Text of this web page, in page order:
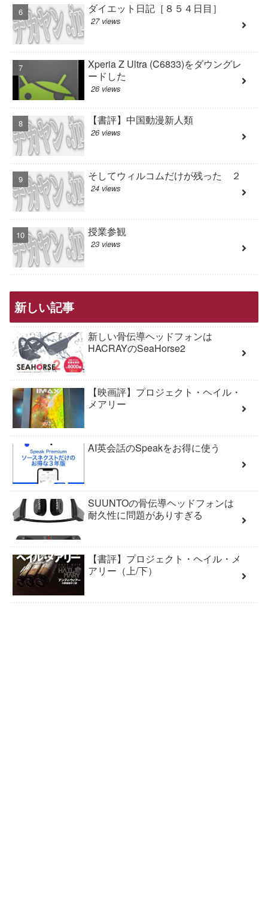
ダイエット日記［８５４日目］
27 views
Xperia Z Ultra (C6833)をダウングレ
ードした
26 views
【書評】中国動漫新人類
26 views
そしてウィルコムだけが残った ２
24 views
授業参観
23 views
新しい記事
新しい骨伝導ヘッドフォンは
HACRAYのSeaHorse2
【映画評】プロジェクト・ヘイル・
メアリー
AI英会話のSpeakをお得に使う
SUUNTOの骨伝導ヘッドフォンは
耐久性に問題がありすぎる
【書評】プロジェクト・ヘイル・メ
アリー（上/下）